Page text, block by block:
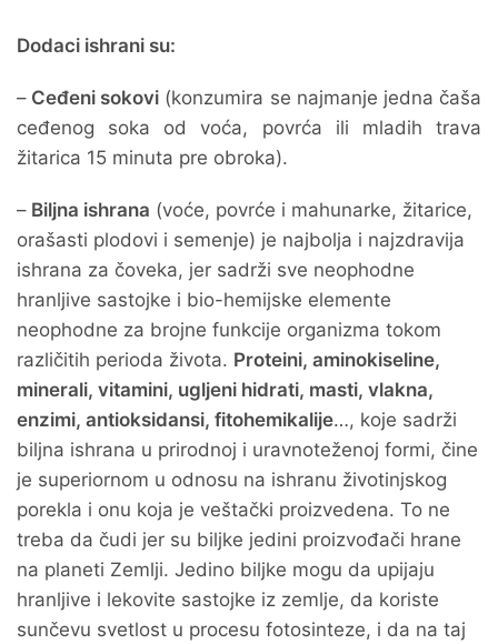
Dodaci ishrani su:
– Ceđeni sokovi (konzumira se najmanje jedna čaša
ceđenog soka od voća, povrća ili mladih trava
žitarica 15 minuta pre obroka).
– Biljna ishrana (voće, povrće i mahunarke, žitarice,
orašasti plodovi i semenje) je najbolja i najzdravija
ishrana za čoveka, jer sadrži sve neophodne
hranljive sastojke i bio-hemijske elemente
neophodne za brojne funkcije organizma tokom
različitih perioda života. Proteini, aminokiseline,
minerali, vitamini, ugljeni hidrati, masti, vlakna,
enzimi, antioksidansi, fitohemikalije…, koje sadrži
biljna ishrana u prirodnoj i uravnoteženoj formi, čine
je superiornom u odnosu na ishranu životinjskog
porekla i onu koja je veštački proizvedena. To ne
treba da čudi jer su biljke jedini proizvođači hrane
na planeti Zemlji. Jedino biljke mogu da upijaju
hranljive i lekovite sastojke iz zemlje, da koriste
sunčevu svetlost u procesu fotosinteze, i da na taj